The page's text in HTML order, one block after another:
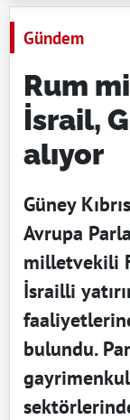
Gündem
Rum
İsrail,
alıyor
Güney
Avrupa
milletvekili
İsrailli
bulundu.